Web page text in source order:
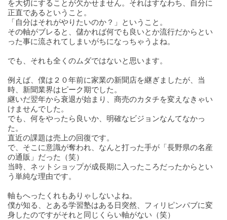
を大切にすることが欠かせません。それはすなわち、自分に
正直であるということ。
「自分はそれがやりたいのか？」ということ。
その軸がブレると、儲かれば何でも良いとか流行だからとい
った事に流されてしまいがちになっちゃうよね。
でも、それも全くのムダではないと思います。
例えば、僕は２０年前に家業の新聞店を継ぎましたが、当
時、新聞業界はピーク期でした。
継いだ翌年から衰退が始まり、商売のカタチを変えなきゃい
けませんでした。
でも、何をやったら良いか、明確なビジョンなんてなかっ
た。
直近の課題は売上の回復です。
で、そこに意識が奪われ、なんと打った手が「長野県の名産
の通販」だった（笑）
当時、ネットショップが成長期に入ったころだったからとい
う単純な理由です。
軸もへったくれもありゃしないよね。
僕が知る、とある学習塾はある日突然、フィリピンパブに変
身したのですがそれと同じくらい軸がない（笑）